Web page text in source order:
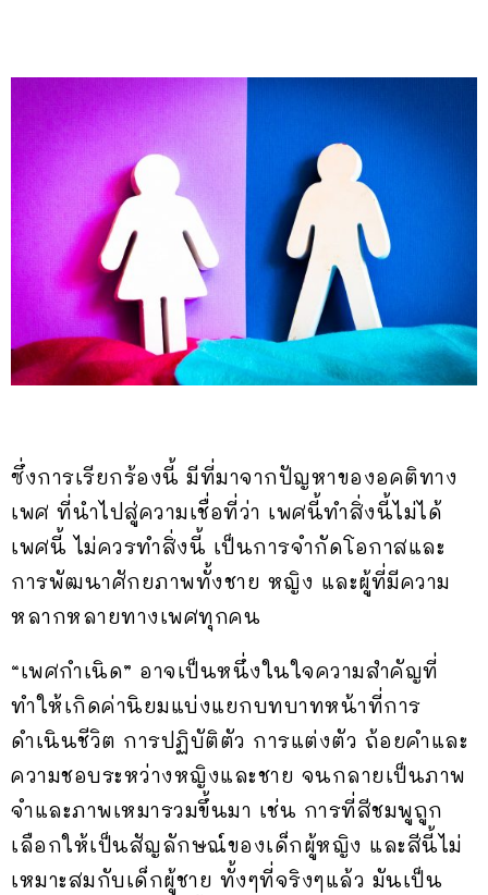
ซึ่งการเรียกร้องนี้ มีที่มาจากปัญหาของอคติทาง
เพศ ที่นำไปสู่ความเชื่อที่ว่า เพศนี้ทำสิ่งนี้ไม่ได้
เพศนี้ ไม่ควรทำสิ่งนี้ เป็นการจำกัดโอกาสและ
การพัฒนาศักยภาพทั้งชาย หญิง และผู้ที่มีความ
หลากหลายทางเพศทุกคน
“เพศกำเนิด” อาจเป็นหนึ่งในใจความสำคัญที่
ทำให้เกิดค่านิยมแบ่งแยกบทบาทหน้าที่การ
ดำเนินชีวิต การปฏิบัติตัว การแต่งตัว ถ้อยคำและ
ความชอบระหว่างหญิงและชาย จนกลายเป็นภาพ
จำและภาพเหมารวมขึ้นมา เช่น การที่สีชมพูถูก
เลือกให้เป็นสัญลักษณ์ของเด็กผู้หญิง และสีนี้ไม่
เหมาะสมกับเด็กผู้ชาย ทั้งๆที่จริงๆแล้ว มันเป็น